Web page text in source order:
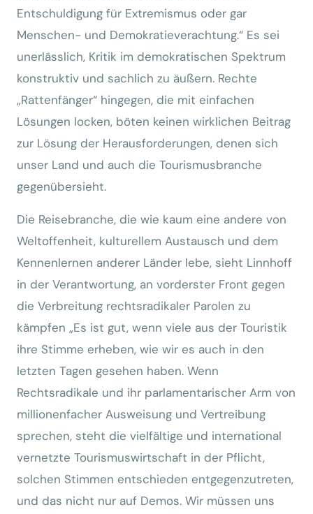
Entschuldigung für Extremismus oder gar
Menschen- und Demokratieverachtung.“ Es sei
unerlässlich, Kritik im demokratischen Spektrum
konstruktiv und sachlich zu äußern. Rechte
„Rattenfänger“ hingegen, die mit einfachen
Lösungen locken, böten keinen wirklichen Beitrag
zur Lösung der Herausforderungen, denen sich
unser Land und auch die Tourismusbranche
gegenübersieht.
Die Reisebranche, die wie kaum eine andere von
Weltoffenheit, kulturellem Austausch und dem
Kennenlernen anderer Länder lebe, sieht Linnhoff
in der Verantwortung, an vorderster Front gegen
die Verbreitung rechtsradikaler Parolen zu
kämpfen „Es ist gut, wenn viele aus der Touristik
ihre Stimme erheben, wie wir es auch in den
letzten Tagen gesehen haben. Wenn
Rechtsradikale und ihr parlamentarischer Arm von
millionenfacher Ausweisung und Vertreibung
sprechen, steht die vielfältige und international
vernetzte Tourismuswirtschaft in der Pflicht,
solchen Stimmen entschieden entgegenzutreten,
und das nicht nur auf Demos. Wir müssen uns